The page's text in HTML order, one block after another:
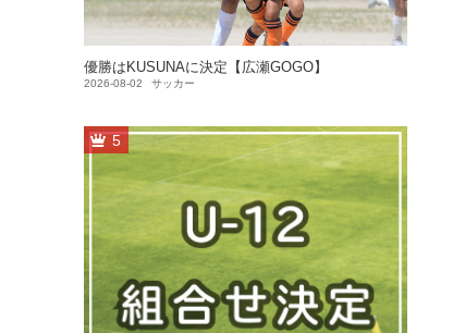
優勝はKUSUNAに決定【広瀬GOGO】
2026-08-02 サッカー
5